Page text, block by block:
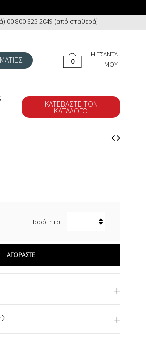
00 800 325 2049 (από σταθερά)
0
0
Η ΤΣΆΝΤΑ
ΜΟΥ
ΚΑΤΕΒΆΣΤΕ ΤΟΝ
ΚΑΤΆΛΟΓΟ
Ποσότητα:
ΑΓΟΡΆΣΤΕ
+
+